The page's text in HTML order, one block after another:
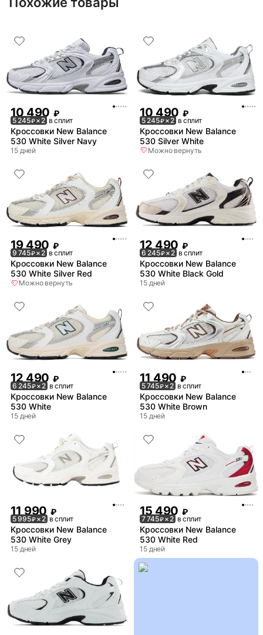
10 490 ₽
5 245₽× 2 в сплит
Кроссовки New Balance
530 White Silver Navy
15 дней
10 490 ₽
5 245₽× 2 в сплит
Кроссовки New Balance
530 Silver White
Можно вернуть
19 490 ₽
9 745₽× 2 в сплит
Кроссовки New Balance
530 White Silver Red
Можно вернуть
12 490 ₽
6 245₽× 2 в сплит
Кроссовки New Balance
530 White Black Gold
15 дней
12 490 ₽
6 245₽× 2 в сплит
Кроссовки New Balance
530 White
15 дней
11 490 ₽
5 745₽× 2 в сплит
Кроссовки New Balance
530 White Brown
15 дней
11 990 ₽
5 995₽× 2 в сплит
Кроссовки New Balance
530 White Grey
15 дней
15 490 ₽
7 745₽× 2 в сплит
Кроссовки New Balance
530 White Red
15 дней